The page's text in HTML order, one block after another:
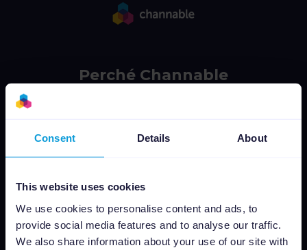
Consent Details About
This website uses cookies
We use cookies to personalise content and ads, to
provide social media features and to analyse our traffic.
We also share information about your use of our site with
Perché Channable
Per i marchi
Piattaforma
Gestione Feed
Ottimizzazione PPC